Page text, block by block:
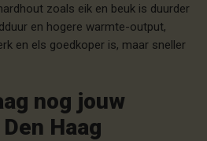
zoals eik en beuk is duurder
en hogere warmte-output,
en els goedkoper is, maar sneller
nog jouw
Haag